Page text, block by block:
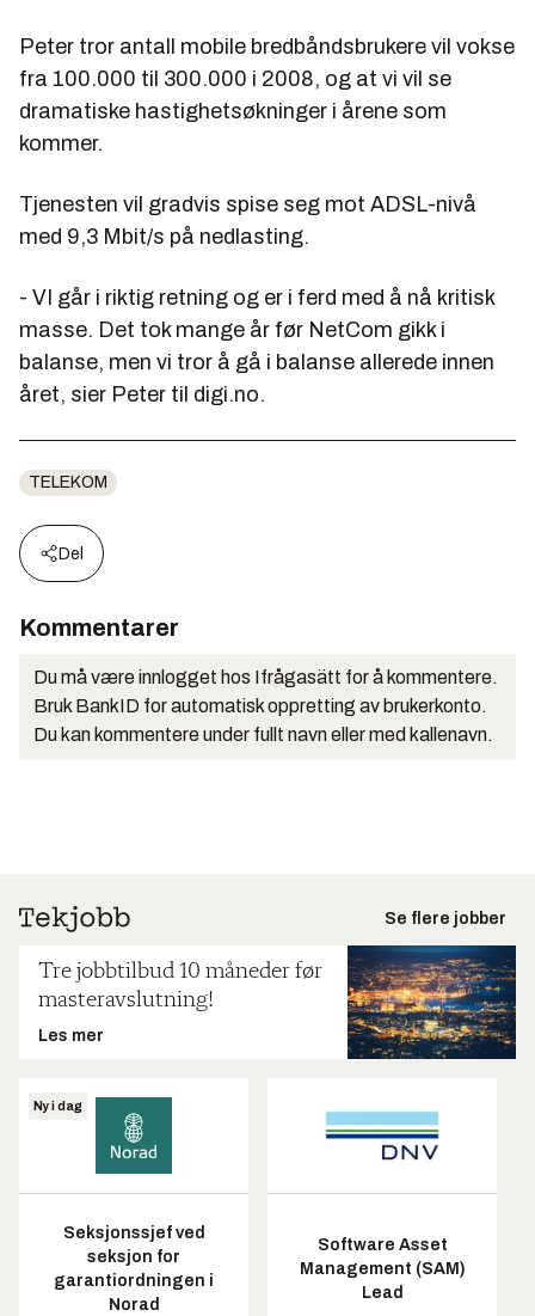
Peter tror antall mobile bredbåndsbrukere vil vokse
fra 100.000 til 300.000 i 2008, og at vi vil se
dramatiske hastighetsøkninger i årene som
kommer.
Tjenesten vil gradvis spise seg mot ADSL-nivå
med 9,3 Mbit/s på nedlasting.
- VI går i riktig retning og er i ferd med å nå kritisk
masse. Det tok mange år før NetCom gikk i
balanse, men vi tror å gå i balanse allerede innen
året, sier Peter til digi.no.
TELEKOM
Del
Kommentarer
Du må være innlogget hos Ifrågasätt for å kommentere.
Bruk BankID for automatisk oppretting av brukerkonto.
Du kan kommentere under fullt navn eller med kallenavn.
Se flere jobber
Tre jobbtilbud 10 måneder før
masteravslutning!
Les mer
Ny i dag
Seksjonssjef ved
seksjon for
garantiordningen i
Norad
Software Asset
Management (SAM)
Lead